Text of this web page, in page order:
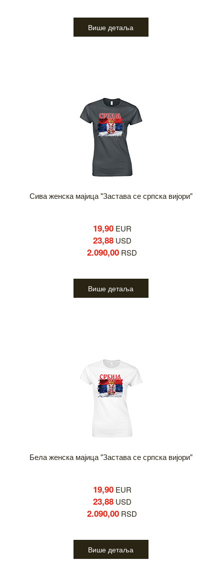
Више детаља
Сива женска мајица "Застава се српска вијори"
19,90EUR
23,88USD
2.090,00 RSD
Више детаља
Бела женска мајица "Застава се српска вијори"
19,90EUR
23,88USD
2.090,00 RSD
Више детаља